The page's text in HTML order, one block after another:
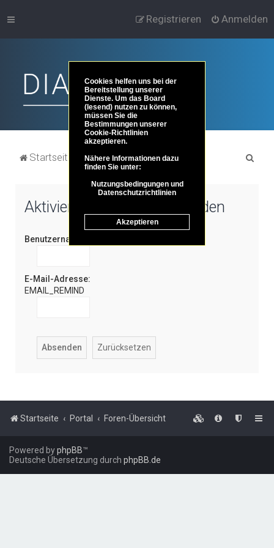
Anmelden
Registrieren
Startseite Portal Foren-Übersicht
Aktivierungs-Schlüssel senden
Benutzername:
E-Mail-Adresse:
EMAIL_REMIND
Cookies helfen uns bei der
Bereitstellung unserer
Dienste. Um das Board
(lesend) nutzen zu können,
müssen Sie die
Bestimmungen unserer
Cookie-Richtlinien
akzeptieren.
Nähere Informationen dazu
finden Sie unter:
Nutzungsbedingungen und
Datenschutzrichtlinien
Akzeptieren
Startseite Portal Foren-Übersicht
Powered byphpBB™
Deutsche Übersetzung durch phpBB.de